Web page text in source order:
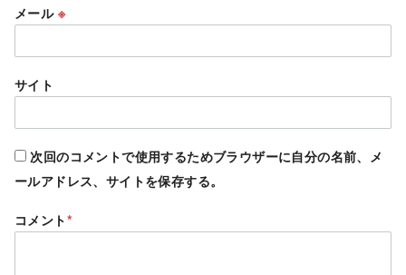
メール ※
サイト
次回のコメントで使用するためブラウザーに自分の名前、メ
ールアドレス、サイトを保存する。
コメント*